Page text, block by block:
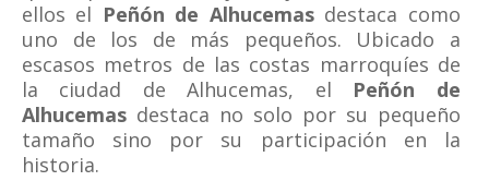
ellos el Peñón de Alhucemasdestaca como
uno de los de más pequeños. Ubicado a
escasos metros de las costas marroquíes de
la ciudad de Alhucemas, el Peñón de
Alhucemas destaca no solo por su pequeño
tamaño sino por su participación en la
historia.